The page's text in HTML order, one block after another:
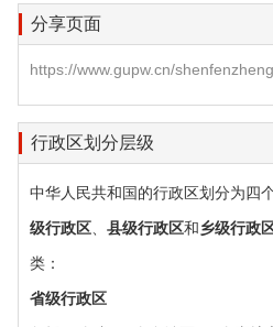
分享页面
https://www.gupw.cn/
行政区划分层级
中华人民共和国的行政区划分为四
级行政区
县级行政区‌和‌乡级行政
类：‌
‌省级行政区